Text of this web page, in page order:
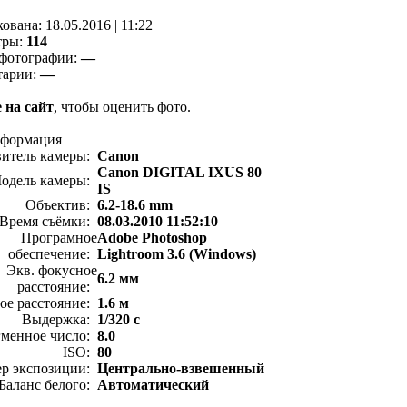
18.05.2016 | 11:22
114
—
—
на сайт, чтобы оценить фото.
камеры: Canon
камеры:
Canon DIGITAL IXUS 80
IS
Объектив: 6.2-18.6 mm
Время съёмки: 08.03.2010 11:52:10
Програмное
обеспечение:
Adobe Photoshop
Lightroom 3.6 (Windows)
Экв. фокусное
расстояние:
6.2 мм
расстояние: 1.6 м
Выдержка: 1/320 с
число: 8.0
ISO: 80
экспозиции: Центрально-взвешенный
белого: Автоматический